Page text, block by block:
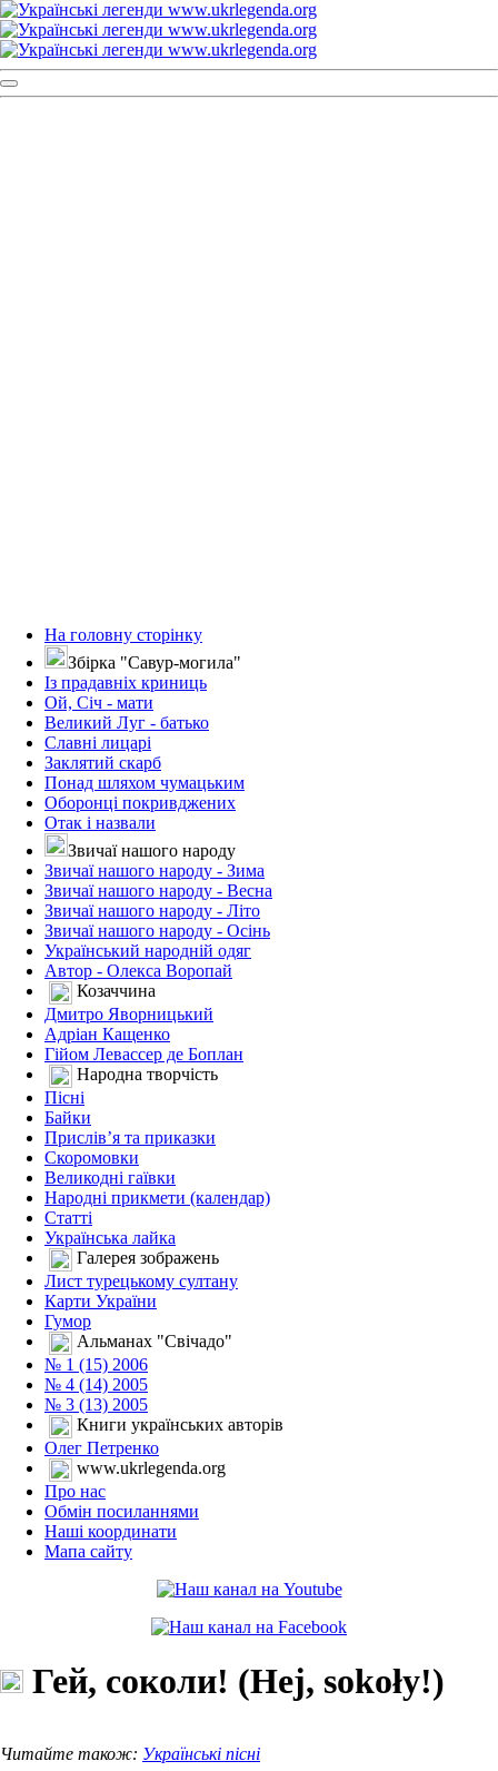
На головну сторінку
Збірка "Савур-могила"
Із прадавніх криниць
Ой, Січ - мати
Великий Луг - батько
Славні лицарі
Заклятий скарб
Понад шляхом чумацьким
Оборонці покривджених
Отак і назвали
Звичаї нашого народу
Звичаї нашого народу - Зима
Звичаї нашого народу - Весна
Звичаї нашого народу - Літо
Звичаї нашого народу - Осінь
Український народній одяг
Автор - Олекса Воропай
Козаччина
Дмитро Яворницький
Адріан Кащенко
Гійом Левассер де Боплан
Народна творчість
Пісні
Байки
Прислів’я та приказки
Скоромовки
Великодні гаївки
Народні прикмети (календар)
Статті
Українська лайка
Галерея зображень
Лист турецькому султану
Карти України
Гумор
Альманах "Свічадо"
№ 1 (15) 2006
№ 4 (14) 2005
№ 3 (13) 2005
Книги українських авторів
Олег Петренко
www.ukrlegenda.org
Про нас
Обмін посиланнями
Наші координати
Мапа сайту
Гей, соколи! (Hej, sokoły!)
Читайте також: Українські пісні